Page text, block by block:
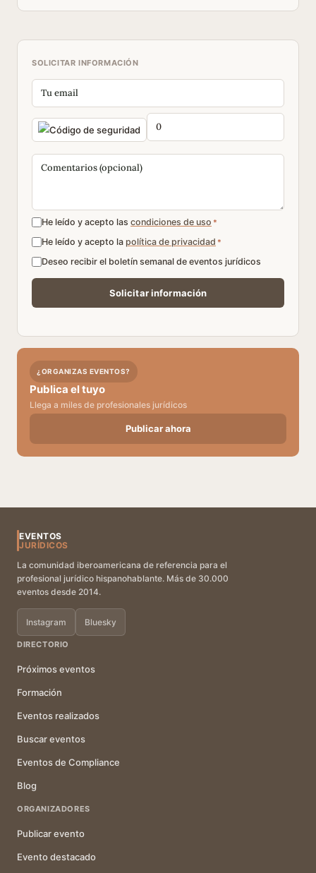
SOLICITAR INFORMACIÓN
He leído y acepto las condiciones de uso *
He leído y acepto la política de privacidad *
Deseo recibir el boletín semanal de eventos jurídicos
¿ORGANIZAS EVENTOS?
Publica el tuyo
Llega a miles de profesionales jurídicos
Publicar ahora
EVENTOS
JURÍDICOS
La comunidad iberoamericana de referencia para el
profesional jurídico hispanohablante. Más de 30.000
eventos desde 2014.
Instagram Bluesky
DIRECTORIO
Próximos eventos
Formación
Eventos realizados
Buscar eventos
Eventos de Compliance
Blog
ORGANIZADORES
Publicar evento
Evento destacado